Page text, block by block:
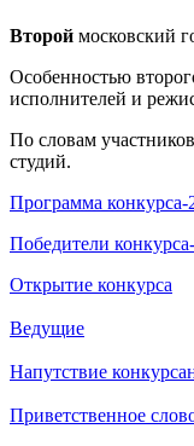
Второй московский
Особенностью
исполнителей и
По словам
студий.
Программа конкурса-
Победители
Открытие конкурса
Ведущие
Напутствие
Приветственное